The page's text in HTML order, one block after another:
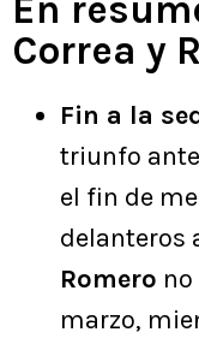
En
Correa y
Fin a la
triunfo
el fin de
delanteros
Romero
marzo,